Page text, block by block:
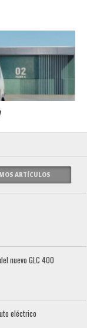
ARTÍCULOS
nuevo GLC 400
eléctrico